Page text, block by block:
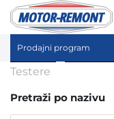
content
Prodajni program
Početna Vrt i bašta
Testere
Pretraži po nazivu